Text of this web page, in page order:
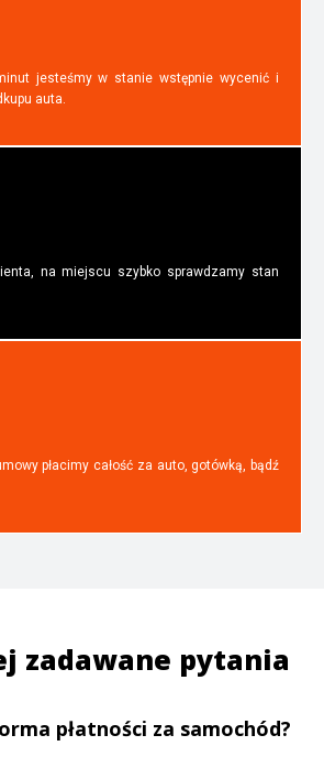
jesteśmy w stanie wstępnie wycenić i
auta.
na miejscu szybko sprawdzamy stan
płacimy całość za auto, gotówką, bądź
zadawane pytania
płatności za samochód?